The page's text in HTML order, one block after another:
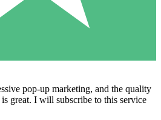
pop-up marketing, and the quality
great. I will subscribe to this service